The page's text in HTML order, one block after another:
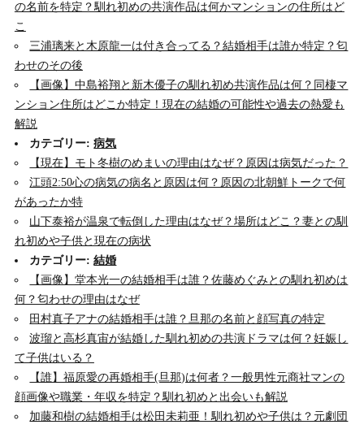
の名前を特定？馴れ初めの共演作品は何かマンションの住所はど
こ
三浦璃来と木原龍一は付き合ってる？結婚相手は誰か特定？匂
わせのその後
【画像】中島裕翔と新木優子の馴れ初め共演作品は何？同棲マ
ンション住所はどこか特定！現在の結婚の可能性や過去の熱愛も
解説
カテゴリー:病気
【現在】モト冬樹のめまいの理由はなぜ？原因は病気だった？
江頭2:50心の病気の病名と原因は何？原因の北朝鮮トークで何
があったか特
山下泰裕が温泉で転倒した理由はなぜ？場所はどこ？妻との馴
れ初めや子供と現在の病状
カテゴリー:結婚
【画像】堂本光一の結婚相手は誰？佐藤めぐみとの馴れ初めは
何？匂わせの理由はなぜ
田村真子アナの結婚相手は誰？旦那の名前と顔写真の特定
波瑠と高杉真宙が結婚した馴れ初めの共演ドラマは何？妊娠し
て子供はいる？
【誰】福原愛の再婚相手(旦那)は何者？一般男性元商社マンの
顔画像や職業・年収を特定？馴れ初めと出会いも解説
加藤和樹の結婚相手は松田未莉亜！馴れ初めや子供は？元劇団